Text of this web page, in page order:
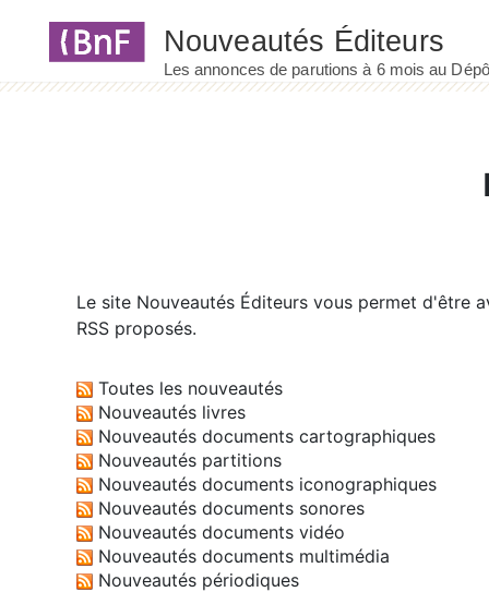
Le site Nouveautés Éditeurs vous permet d'être
RSS proposés.
Toutes les nouveautés
Nouveautés livres
Nouveautés documents cartographiques
Nouveautés partitions
Nouveautés documents iconographiques
Nouveautés documents sonores
Nouveautés documents vidéo
Nouveautés documents multimédia
Nouveautés périodiques